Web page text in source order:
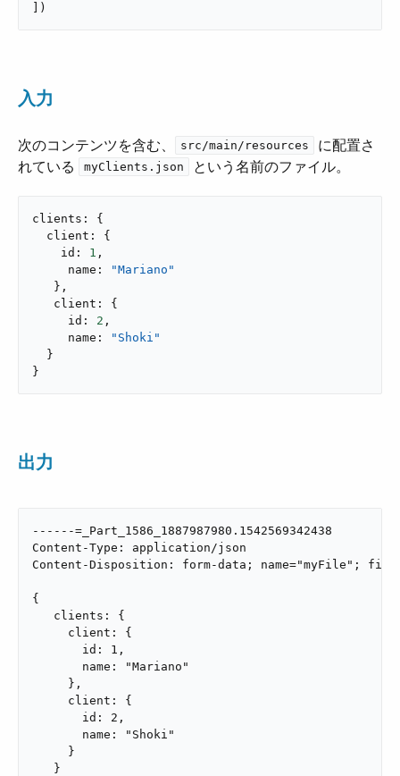
)
入力
次のコンテンツを含む、​ src/main/resources
​ に配置さ
れている ​
myClients.json ​ という名前のファイル。
clients: {
  client: {
    id:
1 ,
     name:
"Mariano"
   },
   client: {
     id:
2 ,
     name:
"Shoki"
  }
}
出力
------=_Part_1586_1887987980.1542569342438
Content-Type: application/json
Content-Disposition: form-data; name="myFile";
{
   clients: {
     client: {
       id: 1,
       name: "Mariano"
     },
     client: {
       id: 2,
       name: "Shoki"
     }
   }